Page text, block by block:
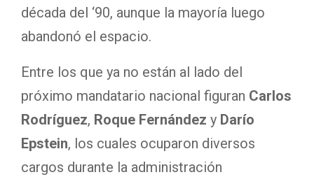
década del ‘90, aunque la mayoría luego
abandonó el espacio.
Entre los que ya no están al lado del
próximo mandatario nacional figuran Carlos
Rodríguez, Roque Fernández y Darío
Epstein, los cuales ocuparon diversos
cargos durante la administración